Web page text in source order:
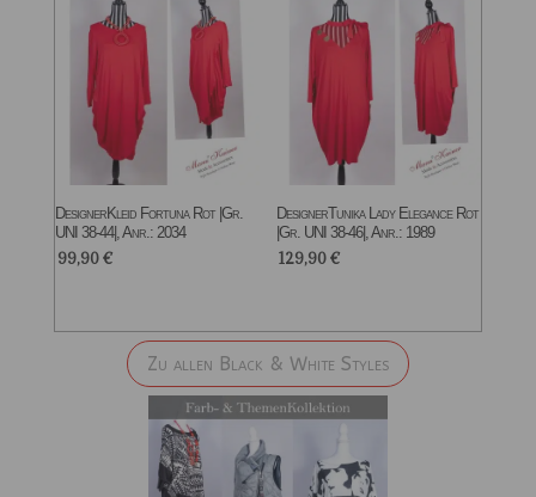
DesignerKleid Fortuna Rot |Gr.
UNI 38-44|, Anr.: 2034
99,90€
DesignerTunika Lady Elegance Rot
|Gr. UNI 38-46|, Anr.: 1989
129,90€
Zu allen Black & White Styles